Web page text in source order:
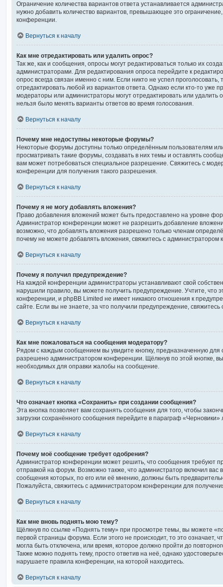
Ограничение количества вариантов ответа устанавливается
нужно добавить количество вариантов, превышающее это
конференции.
Вернуться к началу
Как мне отредактировать или удалить опрос?
Так же, как и сообщения, опросы могут редактироваться только их
администраторами. Для редактирования опроса перейдите к
опрос всегда связан именно с ним. Если никто не успел
отредактировать любой из вариантов ответа. Однако если кто-то уже
модераторы или администраторы могут отредактировать или удалить
нельзя было менять варианты ответов во время голосования.
Вернуться к началу
Почему мне недоступны некоторые форумы?
Некоторые форумы доступны только определённым пользователям
просматривать такие форумы, создавать в них темы и оставлять
вам может потребоваться специальное разрешение. Свяжитесь с
конференции для получения такого разрешения.
Вернуться к началу
Почему я не могу добавлять вложения?
Право добавления вложений может быть предоставлено на уровне
Администратор конференции может не разрешить добавление
возможно, что добавлять вложения разрешено только членам
почему не можете добавлять вложения, свяжитесь с администратором
Вернуться к началу
Почему я получил предупреждение?
На каждой конференции администраторы устанавливают свой
нарушили правило, вы можете получить предупреждение. Учтите, что
конференции, и phpBB Limited не имеет никакого отношения к
сайте. Если вы не знаете, за что получили предупреждение,
Вернуться к началу
Как мне пожаловаться на сообщения модератору?
Рядом с каждым сообщением вы увидите кнопку, предназначенную для
разрешено администратором конференции. Щёлкнув по этой кнопке,
необходимых для оправки жалобы на сообщение.
Вернуться к началу
Что означает кнопка «Сохранить» при создании сообщения?
Эта кнопка позволяет вам сохранять сообщения для того, чтобы
загрузки сохранённого сообщения перейдите в параграф «Черновики»
Вернуться к началу
Почему моё сообщение требует одобрения?
Администратор конференции может решить, что сообщения требуют
отправкой на форум. Возможно также, что администратор включил вас
сообщения которых, по его или её мнению, должны быть
Пожалуйста, свяжитесь с администратором конференции для
Вернуться к началу
Как мне вновь поднять мою тему?
Щёлкнув по ссылке «Поднять тему» при просмотре темы, вы можете
первой страницы форума. Если этого не происходит, то это означает,
могла быть отключена, или время, которое должно пройти до
Также можно поднять тему, просто ответив на неё, однако
нарушаете правила конференции, на которой находитесь.
Вернуться к началу